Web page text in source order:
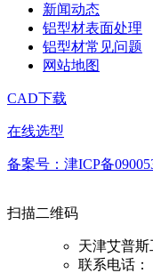
新闻动态
铝型材表面处理
铝型材常见问题
网站地图
CAD下载
在线选型
备案号：津ICP备
扫描二维码
天津艾普
联系电话：